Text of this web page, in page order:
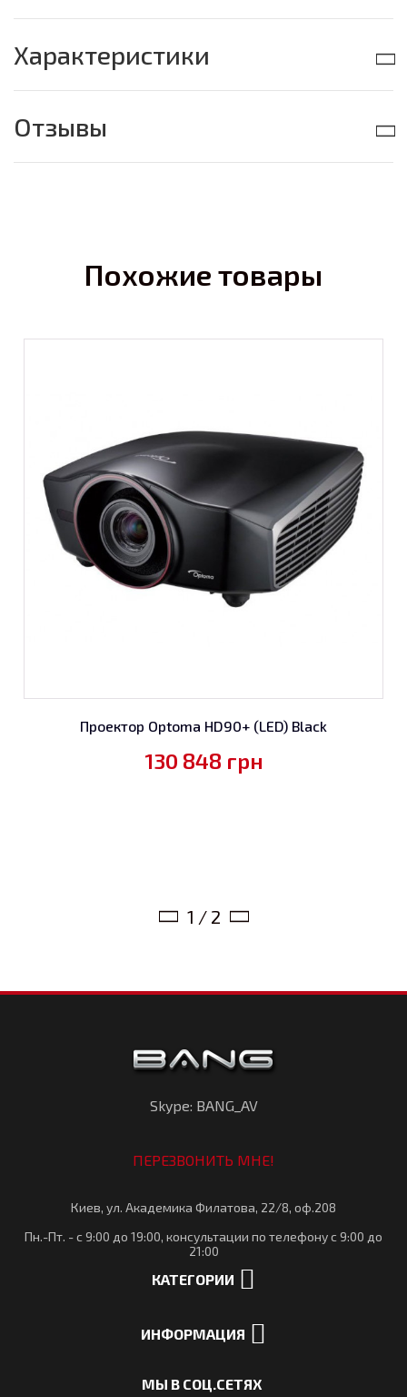
Характеристики
Отзывы
Похожие товары
Проектор Optoma HD90+ (LED) Black
130 848 грн
1 / 2
Skype: BANG_AV
ПЕРЕЗВОНИТЬ МНЕ!
Киев, ул. Академика Филатова, 22/8, оф.208
Пн.-Пт. - с 9:00 до 19:00, консультации по телефону с 9:00 до
21:00
КАТЕГОРИИ
ИНФОРМАЦИЯ
МЫ В СОЦ.СЕТЯХ